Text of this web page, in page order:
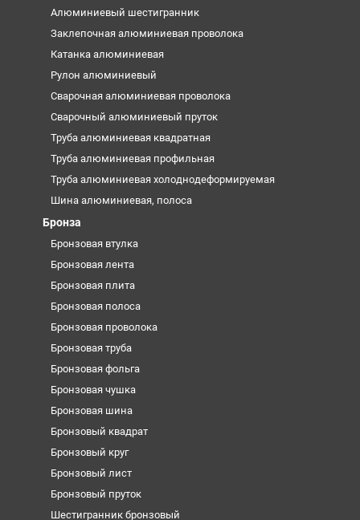
Алюминиевый шестигранник
Заклепочная алюминиевая проволока
Катанка алюминиевая
Рулон алюминиевый
Сварочная алюминиевая проволока
Сварочный алюминиевый пруток
Труба алюминиевая квадратная
Труба алюминиевая профильная
Труба алюминиевая холоднодеформируемая
Шина алюминиевая, полоса
Бронза
Бронзовая втулка
Бронзовая лента
Бронзовая плита
Бронзовая полоса
Бронзовая проволока
Бронзовая труба
Бронзовая фольга
Бронзовая чушка
Бронзовая шина
Бронзовый квадрат
Бронзовый круг
Бронзовый лист
Бронзовый пруток
Шестигранник бронзовый